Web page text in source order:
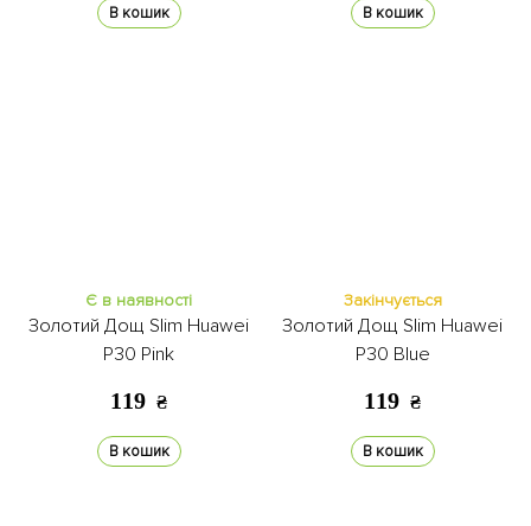
В кошик В кошик
Є в наявності
Золотий Дощ Slim Huawei
P30 Pink
119 ₴
В кошик
Закінчується
Золотий Дощ Slim Huawei
P30 Blue
119 ₴
В кошик